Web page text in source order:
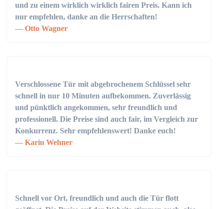
und zu einem wirklich wirklich fairen Preis. Kann ich
nur empfehlen, danke an die Herrschaften!
Otto Wagner
Verschlossene Tür mit abgebrochenem Schlüssel sehr
schnell in nur 10 Minuten aufbekommen. Zuverlässig
und pünktlich angekommen, sehr freundlich und
professionell. Die Preise sind auch fair, im Vergleich zur
Konkurrenz. Sehr empfehlenswert! Danke euch!
Karin Wehner
Schnell vor Ort, freundlich und auch die Tür flott